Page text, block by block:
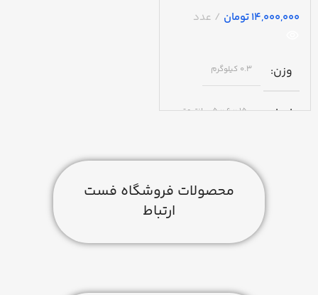
تومان
وزن 0.3 کیلوگرم
ابعاد 15 × 6 × 5 سانتیمتر
یکساله توسن تکنومحصولات فروشگاه فست
ارتباط